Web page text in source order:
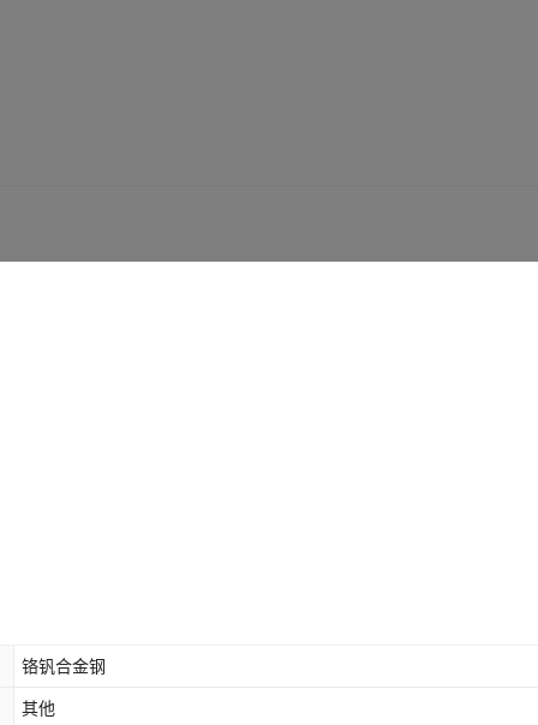
铬钒合金钢
其他